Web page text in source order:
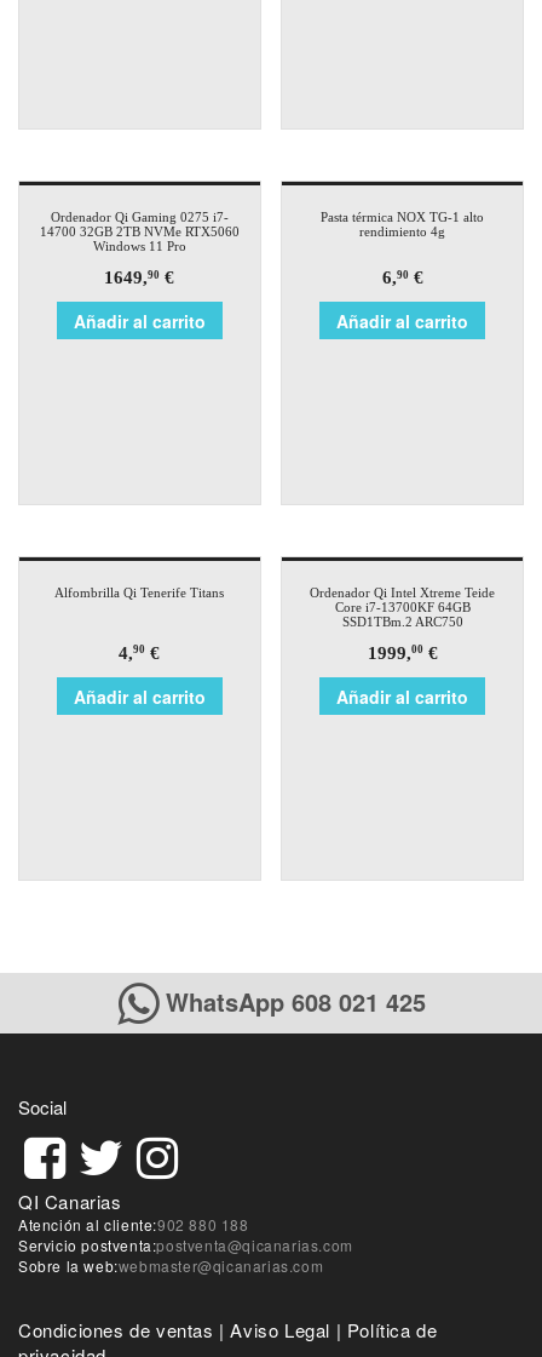
Ordenador Qi Gaming 0275 i7-
14700 32GB 2TB NVMe RTX5060
Windows 11 Pro
1649,90 €
Añadir al carrito
Pasta térmica NOX TG-1 alto
rendimiento 4g
6,90€
Añadir al carrito
Alfombrilla Qi Tenerife Titans
4,90 €
Añadir al carrito
Ordenador Qi Intel Xtreme Teide
Core i7-13700KF 64GB
SSD1TBm.2 ARC750
1999,00€
Añadir al carrito
WhatsApp 608 021 425
Social
QI Canarias
Atención al cliente:902 880 188
Servicio postventa:postventa@qicanarias.com
Sobre la web:webmaster@qicanarias.com
Condiciones de ventas |Aviso Legal | Política de